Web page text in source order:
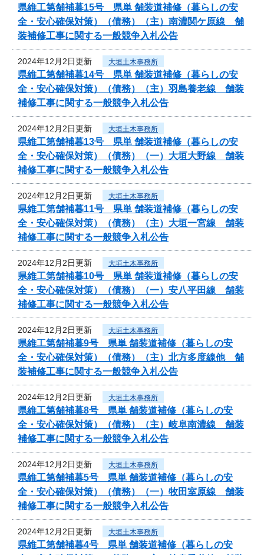
県維工第舗補暮15号 県単 舗装道補修（暮らしの安
全・安心確保対策）（債務）（主）南濃関ケ原線 舗
装補修工事に関する一般競争入札公告
2024年12月2日更新 大垣土木事務所
県維工第舗補暮14号 県単 舗装道補修（暮らしの安
全・安心確保対策）（債務）（主）羽島養老線 舗装
補修工事に関する一般競争入札公告
2024年12月2日更新 大垣土木事務所
県維工第舗補暮13号 県単 舗装道補修（暮らしの安
全・安心確保対策）（債務）（一）大垣大野線 舗装
補修工事に関する一般競争入札公告
2024年12月2日更新 大垣土木事務所
県維工第舗補暮11号 県単 舗装道補修（暮らしの安
全・安心確保対策）（債務）（主）大垣一宮線 舗装
補修工事に関する一般競争入札公告
2024年12月2日更新 大垣土木事務所
県維工第舗補暮10号 県単 舗装道補修（暮らしの安
全・安心確保対策）（債務）（一）安八平田線 舗装
補修工事に関する一般競争入札公告
2024年12月2日更新 大垣土木事務所
県維工第舗補暮9号 県単 舗装道補修（暮らしの安
全・安心確保対策）（債務）（主）北方多度線他 舗
装補修工事に関する一般競争入札公告
2024年12月2日更新 大垣土木事務所
県維工第舗補暮8号 県単 舗装道補修（暮らしの安
全・安心確保対策）（債務）（主）岐阜南濃線 舗装
補修工事に関する一般競争入札公告
2024年12月2日更新 大垣土木事務所
県維工第舗補暮5号 県単 舗装道補修（暮らしの安
全・安心確保対策）（債務）（一）牧田室原線 舗装
補修工事に関する一般競争入札公告
2024年12月2日更新 大垣土木事務所
県維工第舗補暮4号 県単 舗装道補修（暮らしの安